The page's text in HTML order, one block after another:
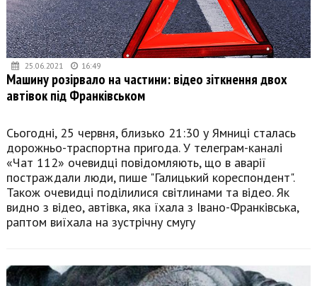
25.06.2021 16:49
Машину розірвало на частини: відео зіткнення двох
автівок під Франківськом
Сьогодні, 25 червня, близько 21:30 у Ямниці сталась
дорожньо-траспортна пригода. У телеграм-каналі
«Чат 112» очевидці повідомляють, що в аварії
постраждали люди, пише "Галицький кореспондент".
Також очевидці поділилися світлинами та відео. Як
видно з відео, автівка, яка їхала з Івано-Франківська,
раптом виїхала на зустрічну смугу